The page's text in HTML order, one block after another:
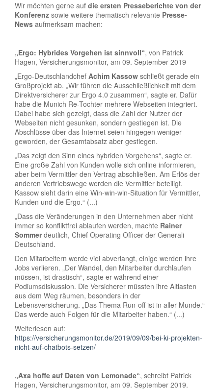
Wir möchten gerne auf die ersten Presseberichte von der
Konferenz sowie weitere thematisch relevante Presse-
News aufmerksam machen:
„Ergo: Hybrides Vorgehen ist sinnvoll“, von Patrick
Hagen, Versicherungsmonitor, am 09. September 2019
„Ergo-Deutschlandchef Achim Kassow schließt gerade ein
Großprojekt ab. „Wir führen die Ausschließlichkeit mit dem
Direktversicherer zur Ergo 4.0 zusammen“, sagte er. Dafür
habe die Munich Re-Tochter mehrere Webseiten integriert.
Dabei habe sich gezeigt, dass die Zahl der Nutzer der
Webseiten nicht gesunken, sondern gestiegen ist. Die
Abschlüsse über das Internet seien hingegen weniger
geworden, der Gesamtabsatz aber gestiegen.
„Das zeigt den Sinn eines hybriden Vorgehens“, sagte er.
Eine große Zahl von Kunden wolle sich online informieren,
aber beim Vermittler den Vertrag abschließen. Am Erlös der
anderen Vertriebswege werden die Vermittler beteiligt.
Kassow sieht darin eine Win-win-win-Situation für Vermittler,
Kunden und die Ergo.“ (...)
„Dass die Veränderungen in den Unternehmen aber nicht
immer so konfliktfrei ablaufen werden, machte Rainer
Sommerdeutlich, Chief Operating Officer der Generali
Deutschland.
Den Mitarbeitern werde viel abverlangt, einige werden ihre
Jobs verlieren. „Der Wandel, den Mitarbeiter durchlaufen
müssen, ist drastisch“, sagte er während einer
Podiumsdiskussion. Die Versicherer müssten ihre Altlasten
aus dem Weg räumen, besonders in der
Lebensversicherung. „Das Thema Run-off ist in aller Munde.“
Das werde auch Folgen für die Mitarbeiter haben.“ (...)
Weiterlesen auf:
https://versicherungsmonitor.de/2019/09/09/bei-ki-projekten-
nicht-auf-chatbots-setzen/
„Axa hoffe auf Daten von Lemonade“, schreibt Patrick
Hagen, Versicherungsmonitor, am 09. September 2019.